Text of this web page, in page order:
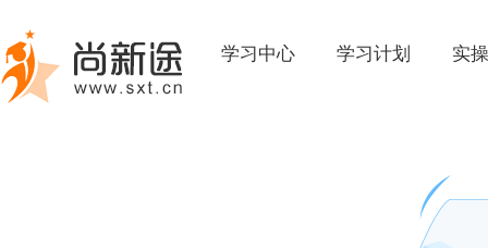
学习中心 学习计划 实操